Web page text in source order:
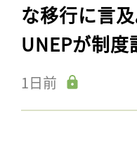
な移行に言
UNEPが制度
1日前